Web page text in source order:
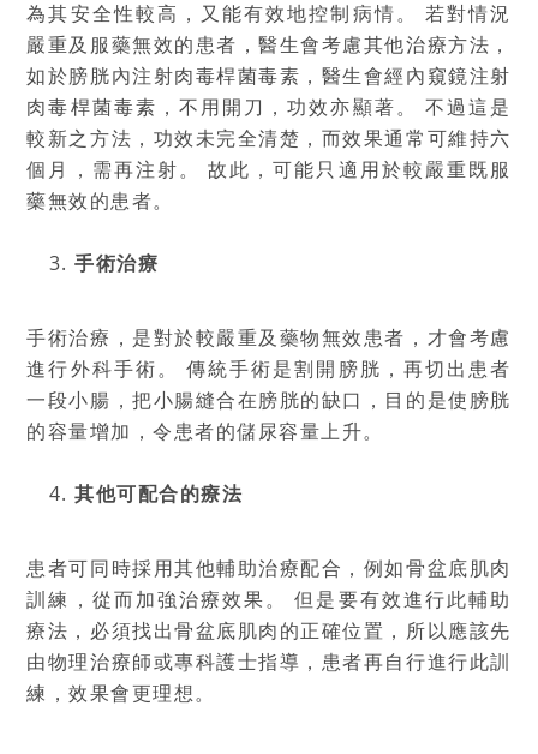
為其安全性較高，又能有效地控制病情。 若對情況
嚴重及服藥無效的患者，醫生會考慮其他治療方法，
如於膀胱內注射肉毒桿菌毒素，醫生會經內窺鏡注射
肉毒桿菌毒素，不用開刀，功效亦顯著。 不過這是
較新之方法，功效未完全清楚，而效果通常可維持六
個月，需再注射。 故此，可能只適用於較嚴重既服
藥無效的患者。
手術治療
手術治療，是對於較嚴重及藥物無效患者，才會考慮
進行外科手術。 傳統手術是割開膀胱，再切出患者
一段小腸，把小腸縫合在膀胱的缺口，目的是使膀胱
的容量增加，令患者的儲尿容量上升。
其他可配合的療法
患者可同時採用其他輔助治療配合，例如骨盆底肌肉
訓練，從而加強治療效果。 但是要有效進行此輔助
療法，必須找出骨盆底肌肉的正確位置，所以應該先
由物理治療師或專科護士指導，患者再自行進行此訓
練，效果會更理想。